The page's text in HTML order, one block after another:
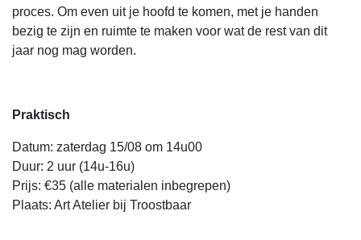
proces. Om even uit je hoofd te komen, met je handen
bezig te zijn en ruimte te maken voor wat de rest van dit
jaar nog mag worden.
Praktisch
Datum: zaterdag 15/08 om 14u00
Duur: 2 uur (14u-16u)
Prijs: €35 (alle materialen inbegrepen)
Plaats: Art Atelier bij Troostbaar